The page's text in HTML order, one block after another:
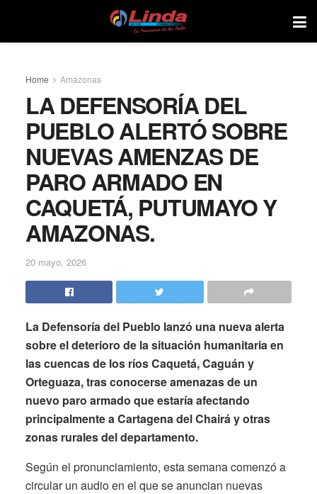
Home Amazonas
LA DEFENSORÍA DEL
PUEBLO ALERTÓ SOBRE
NUEVAS AMENZAS DE
PARO ARMADO EN
CAQUETÁ, PUTUMAYO Y
AMAZONAS.
20 mayo, 2026
La Defensoría del Pueblo lanzó una nueva alerta
sobre el deterioro de la situación humanitaria en
las cuencas de los ríos Caquetá, Caguán y
Orteguaza, tras conocerse amenazas de un
nuevo paro armado que estaría afectando
principalmente a Cartagena del Chairá y otras
zonas rurales del departamento.
Según el pronunciamiento, esta semana comenzó a
circular un audio en el que se anuncian nuevas